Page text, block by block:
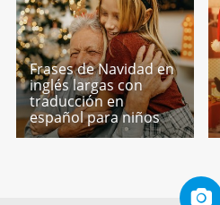
Frases de Navidad en
inglés largas con
traducción en
español para niños